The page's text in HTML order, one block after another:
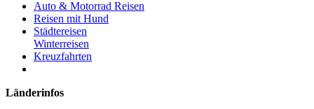
Auto & Motorrad Reisen
Reisen mit Hund
Städtereisen
Winterreisen
Kreuzfahrten
Länderinfos